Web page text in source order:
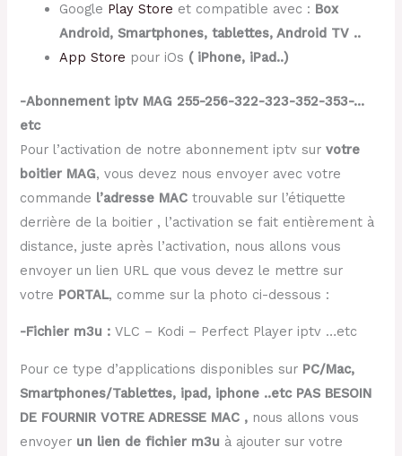
Google Play Store et compatible avec : Box
Android, Smartphones, tablettes, Android TV ..
App Store pour iOs ( iPhone, iPad..)
-Abonnement iptv MAG 255-256-322-323-352-353-…
etc
Pour l’activation de notre abonnement iptv survotre
boitier MAG, vous devez nous envoyer avec votre
commande l’adresse MAC trouvable sur l’étiquette
derrière de la boitier , l’activation se fait entièrement à
distance, juste après l’activation, nous allons vous
envoyer un lien URL que vous devez le mettre sur
votre PORTAL, comme sur la photo ci-dessous :
-Fichier m3u :VLC – Kodi – Perfect Player iptv …etc
Pour ce type d’applications disponibles sur PC/Mac,
Smartphones/Tablettes, ipad, iphone ..etc PAS BESOIN
DE FOURNIR VOTRE ADRESSE MAC , nous allons vous
envoyer un lien de fichier m3u à ajouter sur votre